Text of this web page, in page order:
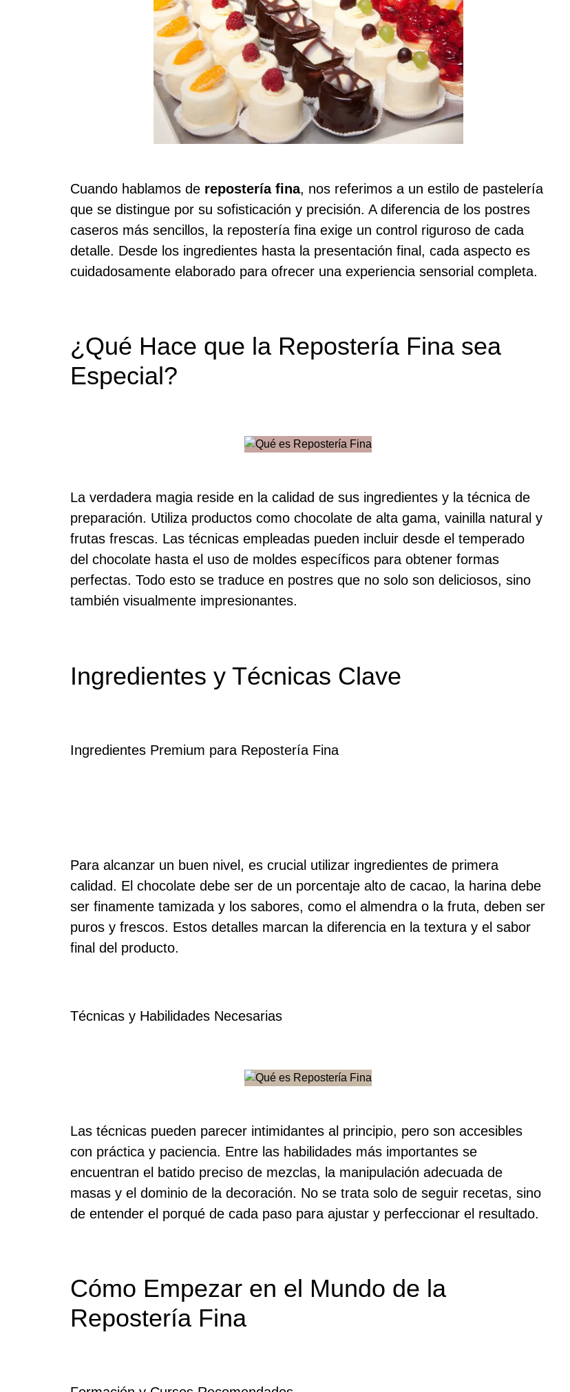
Cuando hablamos de repostería fina, nos referimos a un estilo de pastelería
que se distingue por su sofisticación y precisión. A diferencia de los postres
caseros más sencillos, la repostería fina exige un control riguroso de cada
detalle. Desde los ingredientes hasta la presentación final, cada aspecto es
cuidadosamente elaborado para ofrecer una experiencia sensorial completa.
¿Qué Hace que la Repostería Fina sea
Especial?
La verdadera magia reside en la calidad de sus ingredientes y la técnica de
preparación. Utiliza productos como chocolate de alta gama, vainilla natural y
frutas frescas. Las técnicas empleadas pueden incluir desde el temperado
del chocolate hasta el uso de moldes específicos para obtener formas
perfectas. Todo esto se traduce en postres que no solo son deliciosos, sino
también visualmente impresionantes.
Ingredientes y Técnicas Clave
Ingredientes Premium para Repostería Fina
Para alcanzar un buen nivel, es crucial utilizar ingredientes de primera
calidad. El chocolate debe ser de un porcentaje alto de cacao, la harina debe
ser finamente tamizada y los sabores, como el almendra o la fruta, deben ser
puros y frescos. Estos detalles marcan la diferencia en la textura y el sabor
final del producto.
Técnicas y Habilidades Necesarias
Las técnicas pueden parecer intimidantes al principio, pero son accesibles
con práctica y paciencia. Entre las habilidades más importantes se
encuentran el batido preciso de mezclas, la manipulación adecuada de
masas y el dominio de la decoración. No se trata solo de seguir recetas, sino
de entender el porqué de cada paso para ajustar y perfeccionar el resultado.
Cómo Empezar en el Mundo de la
Repostería Fina